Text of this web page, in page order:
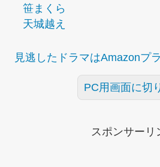
笹まくら
天城越え
見逃したドラマはAmazonプ
PC用画面に切
スポンサーリ